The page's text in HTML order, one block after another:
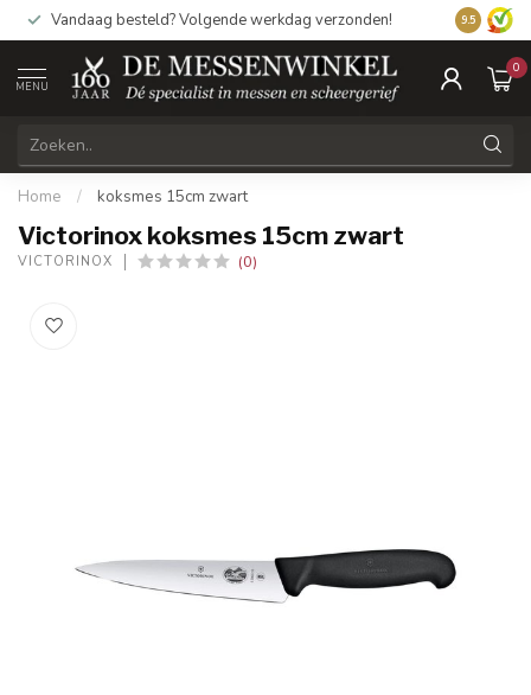
Vandaag besteld? Volgende werkdag verzonden! 9.5
MENU
0
Home / koksmes 15cm zwart
Victorinox koksmes 15cm zwart
VICTORINOX (0)